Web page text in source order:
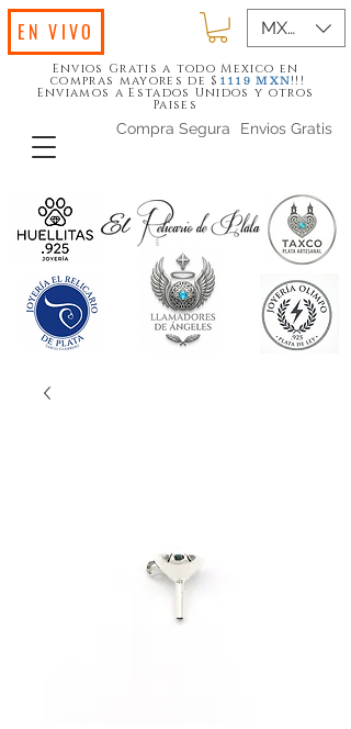
Envios Gratis
Compra Segura
Envios Gratis a todo Mexico en
compras mayores de $ 1119 MXN!!!
Enviamos a Estados Unidos y otros
Paises
MXN ($)
EN VIVO